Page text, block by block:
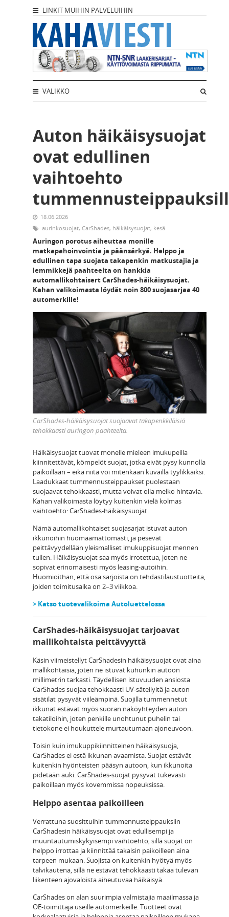
LINKIT MUIHIN PALVELUIHIN
VALIKKO
Auton häikäisysuojat
ovat edullinen
vaihtoehto
18.06.2026
aurinkosuojat, CarShades, häikäisysuojat, kesä
Auringon porotus aiheuttaa monille
matkapahoinvointia ja päänsärkyä. Helppo ja
edullinen tapa suojata takapenkin matkustajia ja
lemmikkejä paahteelta on hankkia
automallikohtaisert CarShades-häikäisysuojat.
Kahan valikoimasta löydät noin 800 suojasarjaa 40
automerkille!
CarShades-häikäisysuojat suojaavat takapenkkiläisiä
tehokkaasti auringon paahteelta.
Häikäisysuojat tuovat monelle mieleen imukupeilla
kiinnitettävät, kömpelöt suojat, jotka eivät pysy kunnolla
paikoillaan – eikä niitä voi mitenkään kuvailla tyylikkäiksi.
Laadukkaat tummennusteippaukset puolestaan
suojaavat tehokkaasti, mutta voivat olla melko hintavia.
Kahan valikoimasta löytyy kuitenkin vielä kolmas
vaihtoehto: CarShades-häikäisysuojat.
Nämä automallikohtaiset suojasarjat istuvat auton
ikkunoihin huomaamattomasti, ja pesevät
peittävyydellään yleismalliset imukuppisuojat mennen
tullen. Häikäisysuojat saa myös irrotettua, joten ne
sopivat erinomaisesti myös leasing-autoihin.
Huomioithan, että osa sarjoista on tehdastilaustuotteita,
joiden toimitusaika on 2–3 viikkoa.
> Katso tuotevalikoima Autoluettelossa
CarShades-häikäisysuojat tarjoavat
mallikohtaista peittävyyttä
Käsin viimeistellyt CarShadesin häikäisysuojat ovat aina
mallikohtaisia, joten ne istuvat kuhunkin autoon
millimetrin tarkasti. Täydellisen istuvuuden ansiosta
CarShades suojaa tehokkaasti UV-säteilyltä ja auton
sisätilat pysyvät viileämpinä. Suojilla tummennetut
ikkunat estävät myös suoran näköyhteyden auton
takatiloihin, joten penkille unohtunut puhelin tai
tietokone ei houkuttele murtautumaan ajoneuvoon.
Toisin kuin imukuppikiinnitteinen häikäisysuoja,
CarShades ei estä ikkunan avaamista. Suojat estävät
kuitenkin hyönteisten pääsyn autoon, kun ikkunoita
pidetään auki. CarShades-suojat pysyvät tukevasti
paikoillaan myös kovemmissa nopeuksissa.
Helppo asentaa paikoilleen
Verrattuna suosittuihin tummennusteippauksiin
CarShadesin häikäisysuojat ovat edullisempi ja
muuntautumiskykyisempi vaihtoehto, sillä suojat on
helppo irrottaa ja kiinnittää takaisin paikoilleen aina
tarpeen mukaan. Suojista on kuitenkin hyötyä myös
talvikautena, sillä ne estävät tehokkaasti takaa tulevan
liikenteen ajovaloista aiheutuvaa häikäisyä.
CarShades on alan suurimpia valmistajia maailmassa ja
OE-toimittaja useille automerkeille. Tuotteet ovat